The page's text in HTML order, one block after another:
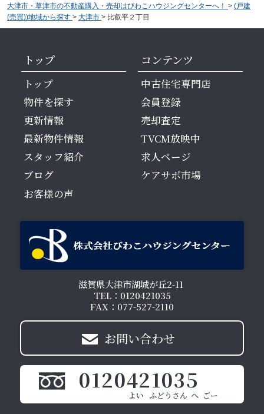
大津市・草津市の不動産購入・売却はびわこハウジングセンターへ！ > (戸建
(売買))地域から探す > 大津市 > 比叡平２丁目
トップ
トップ
物件を探す
更新情報
最新物件情報
スタッフ紹介
ブログ
お客様の声
コンテンツ
中古住宅専門店
会員登録
売却査定
TVCM放映中
求人ページ
ケアサポ市場
滋賀県大津市湖城が丘2-11
TEL：0120421035
FAX：077-527-2110
お問い合わせ
0120421035